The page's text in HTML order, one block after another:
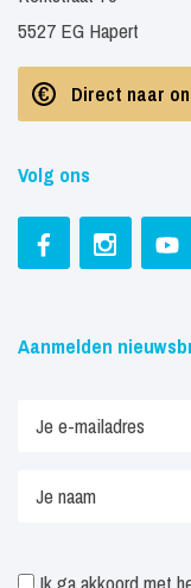
5527 EG Hapert
Direct naar
Volg ons
Aanmelden